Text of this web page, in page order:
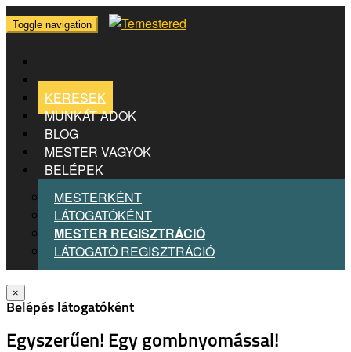
Toggle navigation
KERESEK
MUNKÁT ADOK
BLOG
MESTER VAGYOK
BELÉPEK
MESTERKÉNT
LÁTOGATÓKÉNT
MESTER REGISZTRÁCIÓ
LÁTOGATÓ REGISZTRÁCIÓ
×
Belépés látogatóként
Egyszerűen! Egy gombnyomással!